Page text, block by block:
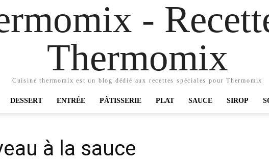
-
Thermomix
Cuisine thermomix est un blog dédié aux recettes spéciales pour Thermomix
DESSERT ENTRÉE PÂTISSERIE PLAT SAUCE SIROP
à la sauce